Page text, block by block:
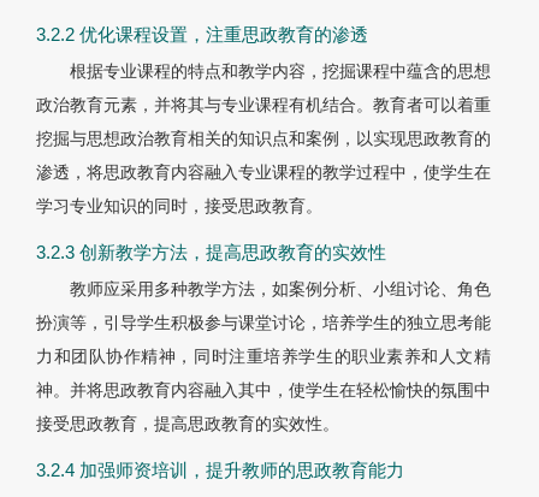
3.2.2 优化课程设置，注重思政教育的渗透
根据专业课程的特点和教学内容，挖掘课程中蕴含的思想
政治教育元素，并将其与专业课程有机结合。教育者可以着重
挖掘与思想政治教育相关的知识点和案例，以实现思政教育的
渗透，将思政教育内容融入专业课程的教学过程中，使学生在
学习专业知识的同时，接受思政教育。
3.2.3 创新教学方法，提高思政教育的实效性
教师应采用多种教学方法，如案例分析、小组讨论、角色
扮演等，引导学生积极参与课堂讨论，培养学生的独立思考能
力和团队协作精神，同时注重培养学生的职业素养和人文精
神。并将思政教育内容融入其中，使学生在轻松愉快的氛围中
接受思政教育，提高思政教育的实效性。
3.2.4 加强师资培训，提升教师的思政教育能力